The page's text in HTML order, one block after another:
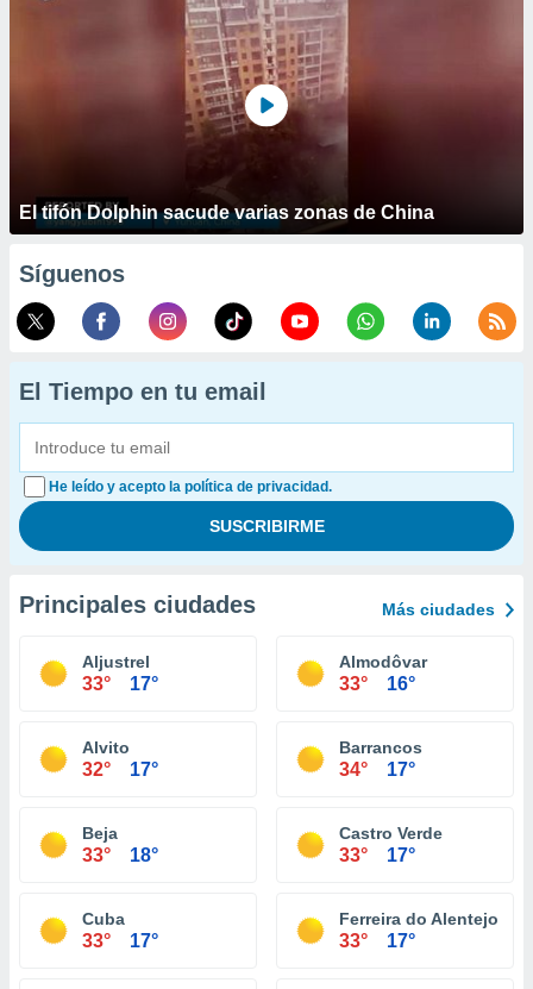
El tifón Dolphin sacude varias zonas de China
Síguenos
El Tiempo en tu email
He leído y acepto la política de privacidad.
Principales ciudades Más ciudades
Aljustrel
33° 17°
Almodôvar
33° 16°
Alvito
32° 17°
Barrancos
34° 17°
Beja
33° 18°
Castro Verde
33° 17°
Cuba
33° 17°
Ferreira do Alentejo
33° 17°